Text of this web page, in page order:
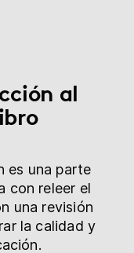
al
es una parte
con releer el
una revisión
la calidad y